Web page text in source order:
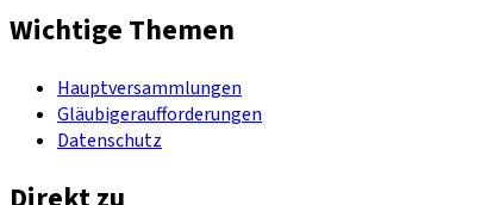
Wichtige Themen
Hauptversammlungen
Gläubigeraufforderungen
Datenschutz